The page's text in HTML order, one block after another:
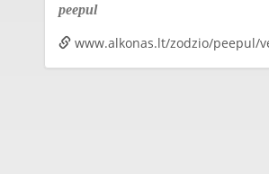
peepul
www.alkonas.lt/zodzio/peepul/